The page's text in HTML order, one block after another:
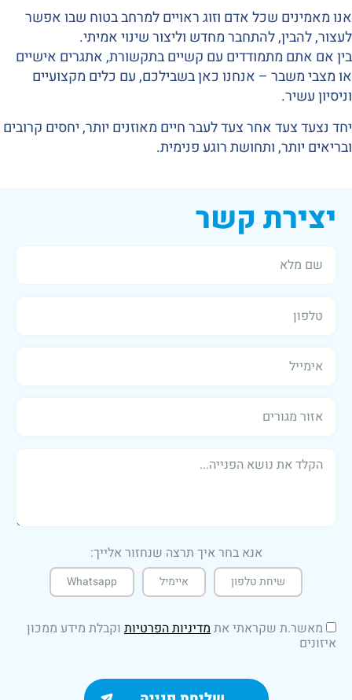
אנו מאמינים שכל אדם וזוג ראויים למרחב בטוח שבו אפשר
לעצור, להבין, להתחבר מחדש וליצור שינוי אמיתי.
בין אם אתם מתמודדים עם קשיים בתקשורת, אתגרים אישיים
או מצבי משבר – אנחנו כאן בשבילכם, עם כלים מקצועיים
וניסיון עשיר.
יחד נצעד צעד אחר צעד לעבר חיים מאוזנים יותר, יחסים קרובים
ובריאים יותר, ותחושת רוגע פנימית.
יצירת קשר
אנא בחר איך תרצה שנחזור אלייך:
שיחת טלפון איימיל Whatsapp
מאשר.ת שקראתי אתמדיניות הפרטיות וקבלת מידע ממכון
איזונים